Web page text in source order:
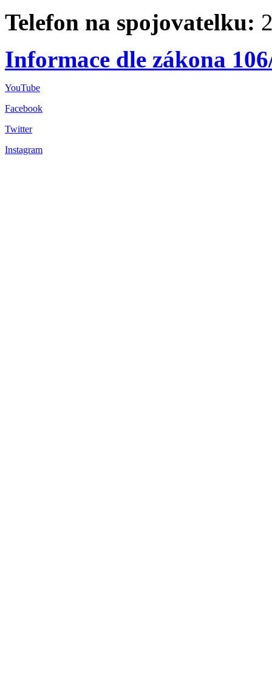
Telefon na spojovatelku:
Informace dle zákona
YouTube
Facebook
Twitter
Instagram